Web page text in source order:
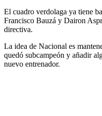
El cuadro verdolaga ya tiene
Francisco Bauzá y Dairon
directiva.
La idea de Nacional es
quedó subcampeón y añadir
nuevo entrenador.